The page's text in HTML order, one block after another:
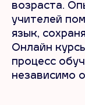
возраста.
учителей
язык,
Онлайн
процесс
независимо